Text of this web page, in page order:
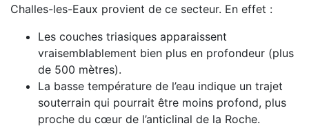
Challes-les-Eaux provient de ce secteur. En effet :
Les couches triasiques apparaissent
vraisemblablement bien plus en profondeur (plus
de 500 mètres).
La basse température de l’eau indique un trajet
souterrain qui pourrait être moins profond, plus
proche du cœur de l’anticlinal de la Roche.